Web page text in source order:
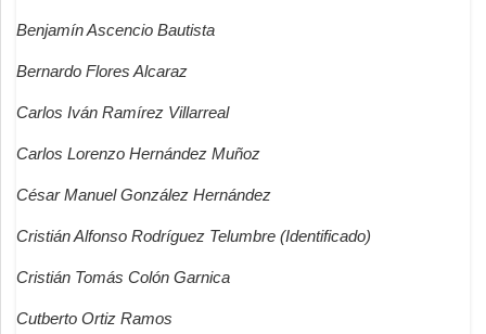
Benjamín Ascencio Bautista
Bernardo Flores Alcaraz
Carlos Iván Ramírez Villarreal
Carlos Lorenzo Hernández Muñoz
César Manuel González Hernández
Cristián Alfonso Rodríguez Telumbre (Identificado)
Cristián Tomás Colón Garnica
Cutberto Ortiz Ramos